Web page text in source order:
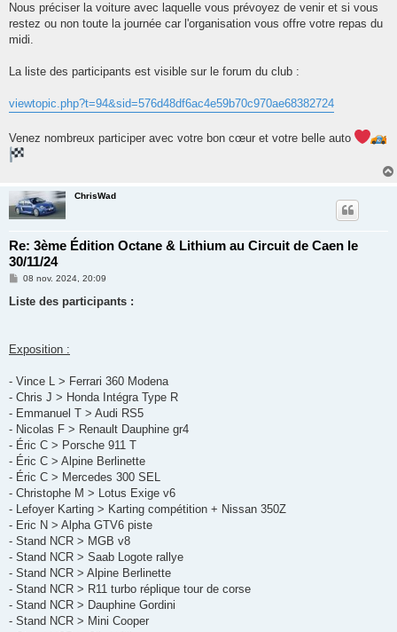
Nous préciser la voiture avec laquelle vous prévoyez de venir et si vous
restez ou non toute la journée car l'organisation vous offre votre repas du
midi.
La liste des participants est visible sur le forum du club :
viewtopic.php?t=94&sid=576d48df6ac4e59b70c970ae68382724
Venez nombreux participer avec votre bon cœur et votre belle auto
ChrisWad
Re: 3ème Édition Octane & Lithium au Circuit de Caen le
30/11/24
M
s
08 nov. 2024, 20:09
Liste des participants :
Exposition :
- Vince L > Ferrari 360 Modena
- Chris J > Honda Intégra Type R
- Emmanuel T > Audi RS5
- Nicolas F > Renault Dauphine gr4
- Éric C > Porsche 911 T
- Éric C > Alpine Berlinette
- Éric C > Mercedes 300 SEL
- Christophe M > Lotus Exige v6
- Lefoyer Karting > Karting compétition + Nissan 350Z
- Eric N > Alpha GTV6 piste
- Stand NCR > MGB v8
- Stand NCR > Saab Logote rallye
- Stand NCR > Alpine Berlinette
- Stand NCR > R11 turbo réplique tour de corse
- Stand NCR > Dauphine Gordini
- Stand NCR > Mini Cooper